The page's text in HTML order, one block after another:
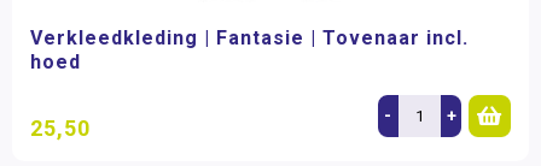
Verkleedkleding | Fantasie | Tovenaar incl.
hoed
25,50 - +